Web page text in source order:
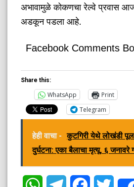
अभावामुळे कोकणचा रेल्वे प्रवास
अडकून पडला आहे.
Facebook Comments
Share this:
WhatsApp Print
Telegram
हेही वाचा - कुटगिरी येथे लोखंडी
दुर्घटना: एका बैलाचा मृत्यू, ६ जनावरे
WhatsAppTelegramFacebook